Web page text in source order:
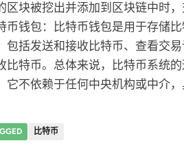
区块被挖出并添加到区块链中时
币钱包：比特币钱包是用于存储
包括发送和接收比特币、查看交
比特币。总体来说，比特币系统
它不依赖于任何中央机构或中介
比特币